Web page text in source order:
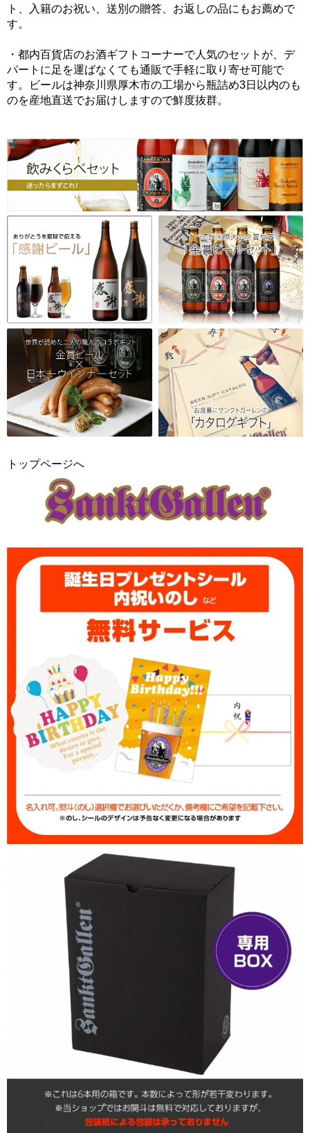
ト、入籍のお祝い、送別の贈答、お返しの品にもお薦めで
す。
・都内百貨店のお酒ギフトコーナーで人気のセットが、デ
パートに足を運ばなくても通販で手軽に取り寄せ可能で
す。ビールは神奈川県厚木市の工場から瓶詰め3日以内のも
のを産地直送でお届けしますので鮮度抜群。
トップページへ